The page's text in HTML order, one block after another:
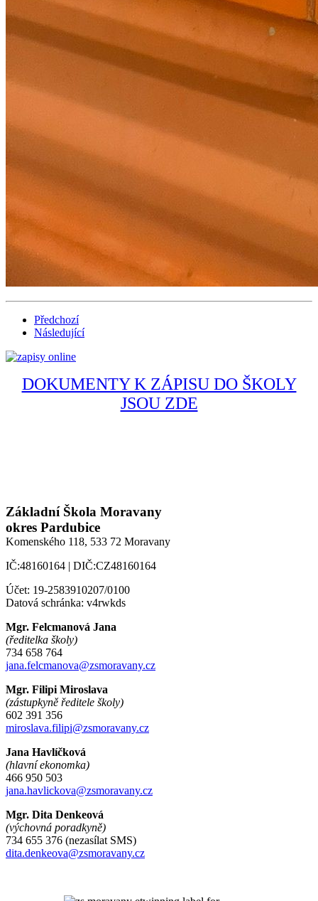
Předchozí
Následující
DOKUMENTY K ZÁPISU DO ŠKOLY
JSOU ZDE
Základní Škola Moravany
okres Pardubice
Komenského 118, 533 72 Moravany
IČ:48160164 | DIČ:CZ48160164
Účet: 19-2583910207/0100
Datová schránka: v4rwkds
Mgr. Felcmanová Jana
(ředitelka školy)
734 658 764
jana.felcmanova@zsmoravany.cz
Mgr. Filipi Miroslava
(zástupkyně ředitele školy)
602 391 356
miroslava.filipi@zsmoravany.cz
Jana Havlíčková
(hlavní ekonomka)
466 950 503
jana.havlickova@zsmoravany.cz
Mgr. Dita Denkeová
(výchovná poradkyně)
734 655 376 (nezasílat SMS)
dita.denkeova@zsmoravany.cz